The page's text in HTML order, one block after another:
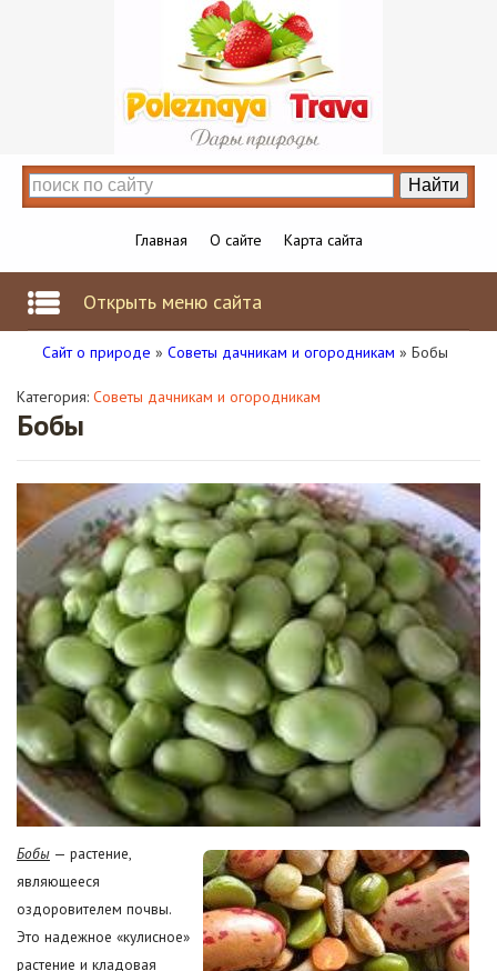
Главная О сайте Карта сайта
Открыть меню сайта
Сайт о природе » Советы дачникам и огородникам » Бобы
Категория: Советы дачникам и огородникам
Бобы
Бобы — растение,
являющееся
оздоровителем почвы.
Это надежное «кулисное»
растение и кладовая